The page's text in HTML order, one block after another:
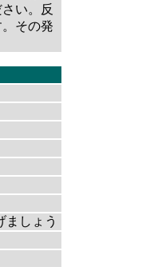
い。反
その発
しょう